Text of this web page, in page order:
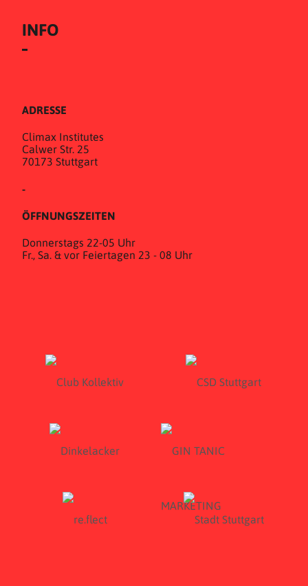
INFO
ADRESSE
Climax Institutes
Calwer Str. 25
70173 Stuttgart
-
ÖFFNUNGSZEITEN
Donnerstags 22-05 Uhr
Fr., Sa. & vor Feiertagen 23 - 08 Uhr